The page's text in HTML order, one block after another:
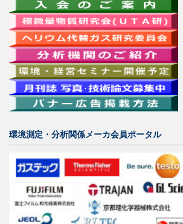
環境測定・分析関係メーカ会員ポータル